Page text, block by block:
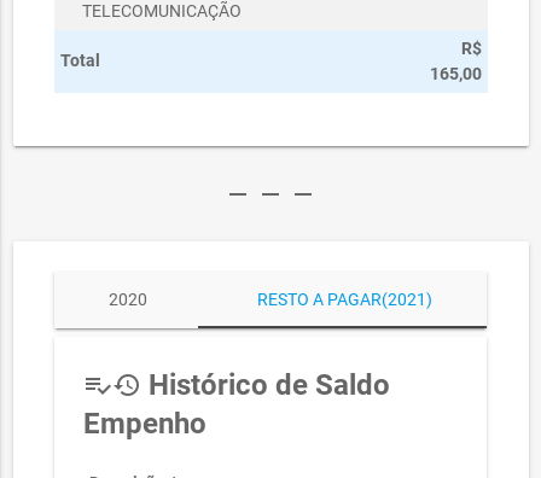
TELECOMUNICAÇÃO
Total
R$
165,00
remove remove remove
2020 RESTO A PAGAR(2021)
playlist_add_checkhistory Histórico de Saldo
Empenho